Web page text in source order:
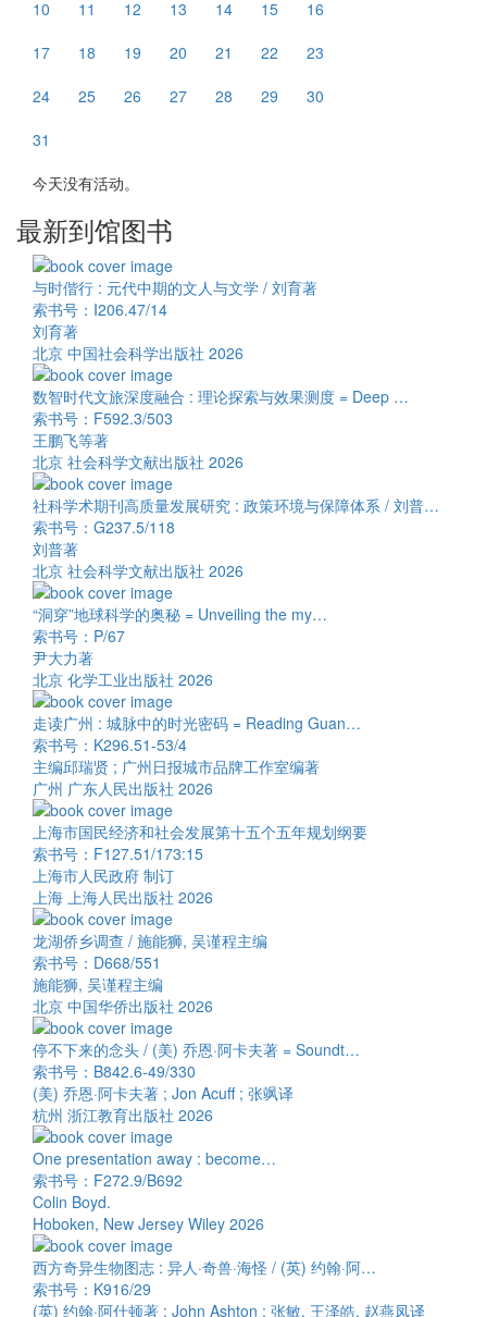
10
11 12 13 14 15
16
17
18 19 20 21 22
23
24
25 26 27 28 29
30
31
今天没有活动。
最新到馆图书
与时偕行 : 元代中期的文人与文学 / 刘育著
索书号：I206.47/14
刘育著
北京 中国社会科学出版社 2026
数智时代文旅深度融合 : 理论探索与效果测度 = Deep …
索书号：F592.3/503
王鹏飞等著
北京 社会科学文献出版社 2026
社科学术期刊高质量发展研究 : 政策环境与保障体系 / 刘普…
索书号：G237.5/118
刘普著
北京 社会科学文献出版社 2026
“洞穿”地球科学的奥秘 = Unveiling the my…
索书号：P/67
尹大力著
北京 化学工业出版社 2026
走读广州 : 城脉中的时光密码 = Reading Guan…
索书号：K296.51-53/4
主编邱瑞贤 ; 广州日报城市品牌工作室编著
广州 广东人民出版社 2026
上海市国民经济和社会发展第十五个五年规划纲要
索书号：F127.51/173:15
上海市人民政府 制订
上海 上海人民出版社 2026
龙湖侨乡调查 / 施能狮, 吴谨程主编
索书号：D668/551
施能狮, 吴谨程主编
北京 中国华侨出版社 2026
停不下来的念头 / (美) 乔恩·阿卡夫著 = Soundt…
索书号：B842.6-49/330
(美) 乔恩·阿卡夫著 ; Jon Acuff ; 张飒译
杭州 浙江教育出版社 2026
One presentation away : become…
索书号：F272.9/B692
Colin Boyd.
Hoboken, New Jersey Wiley 2026
西方奇异生物图志 : 异人·奇兽·海怪 / (英) 约翰·阿…
索书号：K916/29
(英) 约翰·阿什顿著 ; John Ashton ; 张敏, 王泽皓, 赵燕凤译